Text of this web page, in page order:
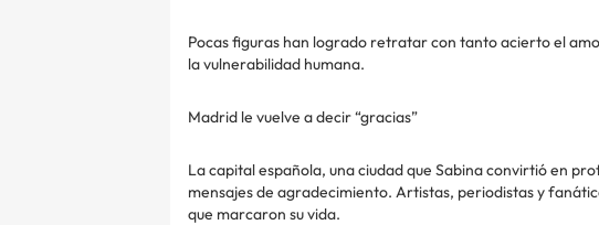
Pocas figuras han logrado retratar con tanto acierto el
la vulnerabilidad humana.
Madrid le vuelve a decir “gracias”
La capital española, una ciudad que Sabina convirtió en
mensajes de agradecimiento. Artistas, periodistas y
que marcaron su vida.